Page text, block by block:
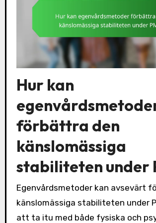
Hur kan
förbättra den
känslomässiga
stabiliteten under
Egenvårdsmetoder kan avsevärt
känslomässiga stabiliteten under
att ta itu med både fysiska och